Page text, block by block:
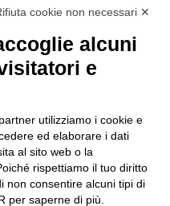
cookie non necessari ✕
alcuni
e
utilizziamo i cookie e
ed elaborare i dati
al sito web o la
rispettiamo il tuo diritto
non consentire alcuni tipi di
per saperne di più.